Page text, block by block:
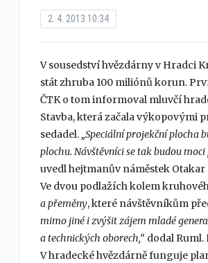
2. 4. 2013 10:34
V sousedství hvězdárny v Hradci
stát zhruba 100 miliónů korun.
ČTK o tom informoval mluvčí
Stavba, která začala výkopovými
sedadel. „Speciální projekční plocha
plochu. Návštěvníci se tak budou
uvedl hejtmanův náměstek Otakar
Ve dvou podlažích kolem
a přeměny, které návštěvníkům
mimo jiné i zvýšit zájem mladé
a technických oborech,“ dodal
V hradecké hvězdárně funguje